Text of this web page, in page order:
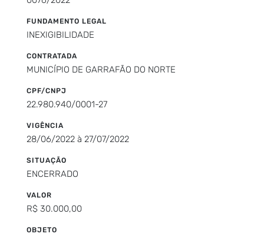
FUNDAMENTO LEGAL
INEXIGIBILIDADE
CONTRATADA
MUNICÍPIO DE GARRAFÃO DO NORTE
CPF/CNPJ
22.980.940/0001-27
VIGÊNCIA
28/06/2022 à 27/07/2022
SITUAÇÃO
ENCERRADO
VALOR
R$ 30.000,00
OBJETO